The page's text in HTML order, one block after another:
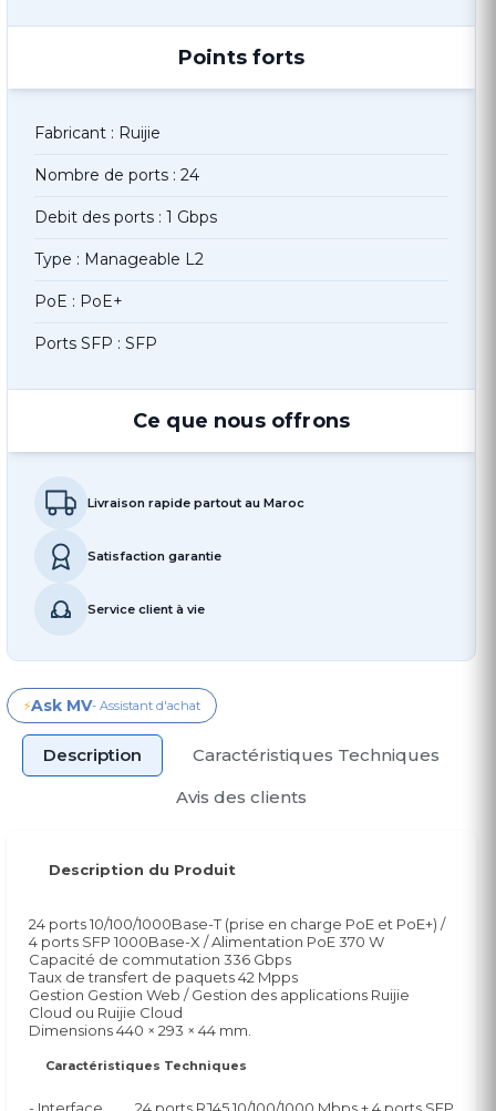
Points forts
Fabricant : Ruijie
Nombre de ports : 24
Debit des ports : 1 Gbps
Type : Manageable L2
PoE : PoE+
Ports SFP : SFP
Ce que nous offrons
Livraison rapide partout au Maroc
Satisfaction garantie
Service client à vie
⚡Ask MV- Assistant d'achat
Description
Caractéristiques Techniques
Avis des clients
Description du Produit
24 ports 10/100/1000Base-T (prise en charge PoE et PoE+) /
4 ports SFP 1000Base-X / Alimentation PoE 370 W
Capacité de commutation 336 Gbps
Taux de transfert de paquets 42 Mpps
Gestion Gestion Web / Gestion des applications Ruijie
Cloud ou Ruijie Cloud
Dimensions 440 × 293 × 44 mm.
Caractéristiques Techniques